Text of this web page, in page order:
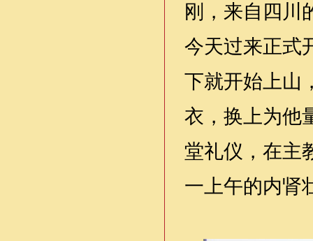
刚，来自四川
今天过来正式
下就开始上山
衣，换上为他
堂礼仪，在主
一上午的内肾